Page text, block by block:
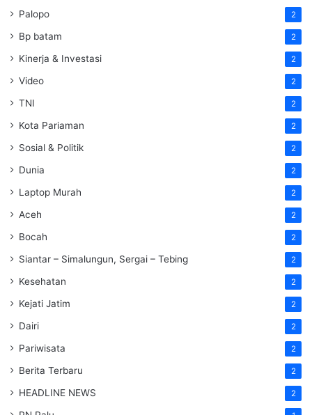
Palopo 2
Bp batam 2
Kinerja & Investasi 2
Video 2
TNI 2
Kota Pariaman 2
Sosial & Politik 2
Dunia 2
Laptop Murah 2
Aceh 2
Bocah 2
Siantar – Simalungun, Sergai – Tebing 2
Kesehatan 2
Kejati Jatim 2
Dairi 2
Pariwisata 2
Berita Terbaru 2
HEADLINE NEWS 2